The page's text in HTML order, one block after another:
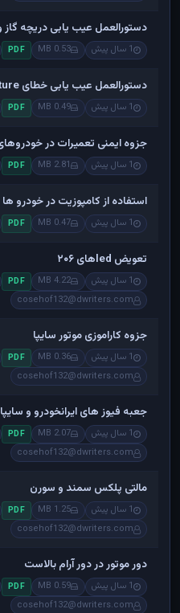
دستورالعمل عیب یابی دریچه گاز
1 سال پیش 0.53 MB
PDF
دستورالعمل عیب یابی خطای multiplicative mixture دنا و سورن
1 سال پیش 0.49 MB
PDF
جزوه ایمنی تعمیرات در
1 سال پیش 2.81 MB
PDF
استفاده از کامپوزیت در خودرو ها
1 سال پیش 0.47 MB
PDF
تعویض ledهای ۲۰۶
1 سال پیش 4.22 MB
PDF
cosehof132@dwriters.com
جزوه کاراموزی موتور سایپا
1 سال پیش 0.36 MB
PDF
cosehof132@dwriters.com
جعبه فیوز های ایرانخودرو و سایپا
1 سال پیش 2.07 MB
PDF
cosehof132@dwriters.com
مالتی پلکس سمند و سورن
1 سال پیش 1.25 MB
PDF
cosehof132@dwriters.com
دور موتور در دور آرام بالاست
1 سال پیش 0.59 MB
PDF
cosehof132@dwriters.com